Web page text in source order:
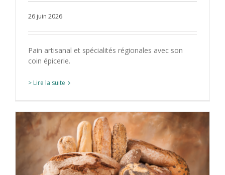
26 juin 2026
Pain artisanal et spécialités régionales avec son
coin épicerie.
> Lire la suite